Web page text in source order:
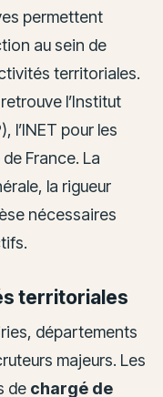
permettent
au sein de
territoriales.
l’Institut
l’INET pour les
France. La
la rigueur
nécessaires
territoriales
départements
majeurs. Les
de chargé de